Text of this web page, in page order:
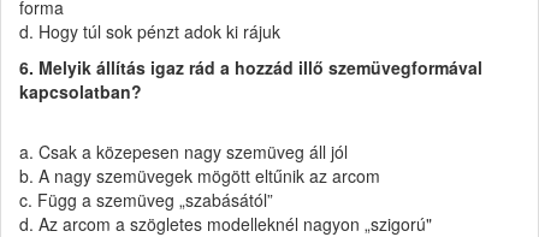
forma
d. Hogy túl sok pénzt adok ki rájuk
6. Melyik állítás igaz rád a hozzád illő szemüvegformával
kapcsolatban?
a. Csak a közepesen nagy szemüveg áll jól
b. A nagy szemüvegek mögött eltűnik az arcom
c. Függ a szemüveg „szabásától”
d. Az arcom a szögletes modelleknél nagyon „szigorú"